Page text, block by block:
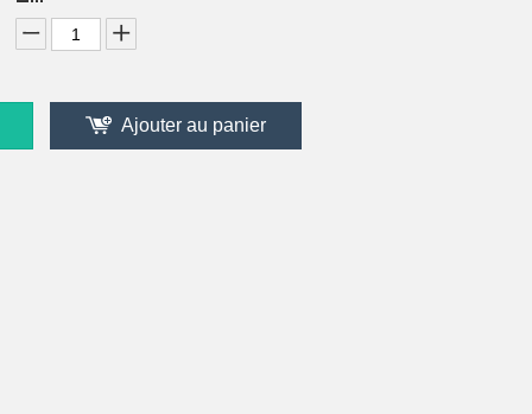
Ajouter au panier